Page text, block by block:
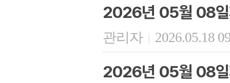
2026년 05월 08일
관리자 | 2026.05.18
2026년 05월 08일